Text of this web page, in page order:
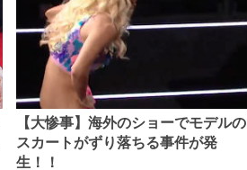
【大惨事】海外のショーでモデルの
スカートがずり落ちる事件が発
生！！